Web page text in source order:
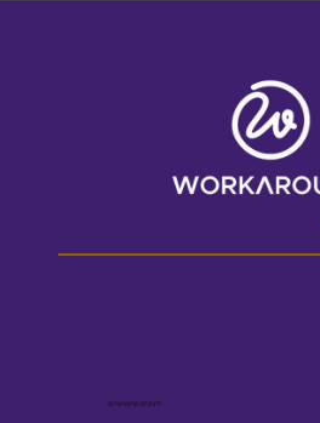
לינקים שימושיים